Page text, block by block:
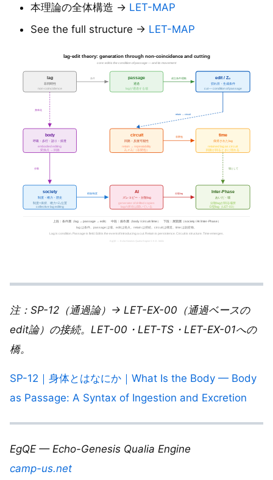
本理論の全体構造 → LET-MAP
See the full structure → LET-MAP
注：SP-12（通過論）→ LET-EX-00（通過ベースの
edit論）の接続。LET-00・LET-TS・LET-EX-01への
橋。
SP-12｜身体とはなにか｜What Is the Body — Body
as Passage: A Syntax of Ingestion and Excretion
EgQE — Echo-Genesis Qualia Engine
camp-us.net